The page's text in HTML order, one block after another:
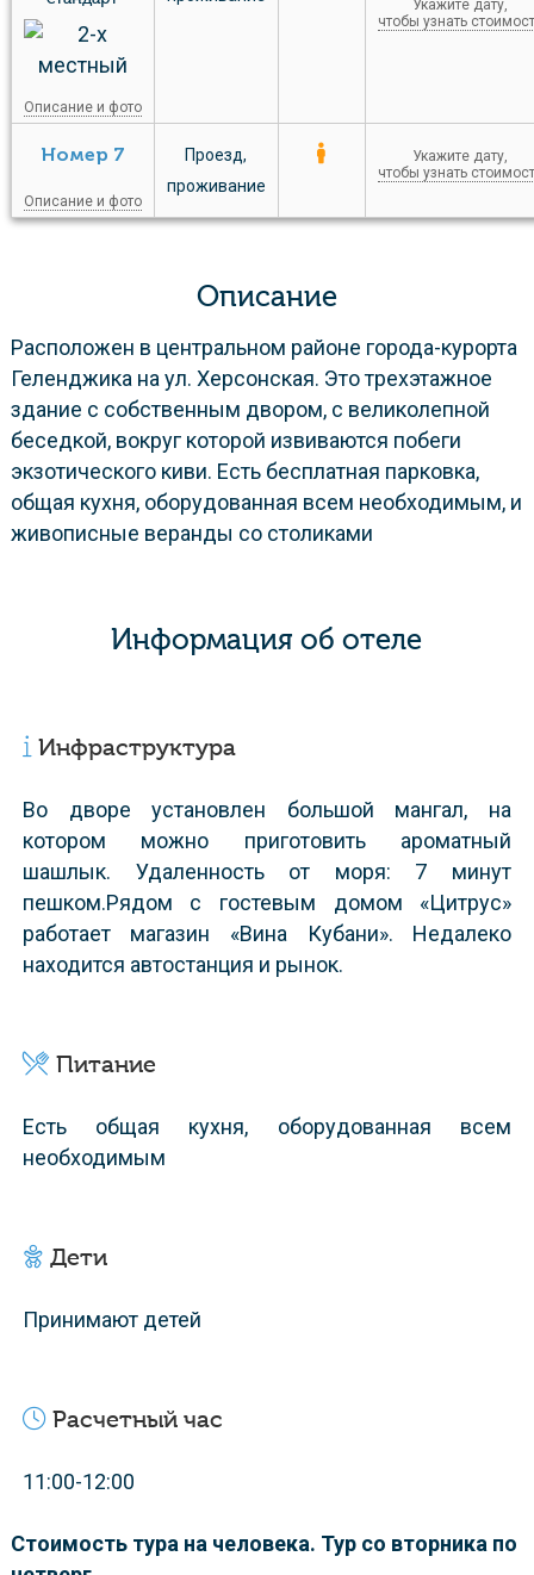
Описание и фото
Укажите дату,
чтобы узнать
Номер 7
Описание и фото
Проезд,
проживание
Укажите дату,
чтобы узнать
Описание
Расположен в центральном районе города-курорта
Геленджика на ул. Херсонская. Это трехэтажное
здание с собственным двором, с великолепной
беседкой, вокруг которой извиваются побеги
экзотического киви. Есть бесплатная парковка,
общая кухня, оборудованная всем необходимым, и
живописные веранды со столиками
Информация об отеле
Инфраструктура
Во дворе установлен большой мангал, на
котором можно приготовить ароматный
шашлык. Удаленность от моря: 7 минут
пешком.Рядом с гостевым домом «Цитрус»
работает магазин «Вина Кубани». Недалеко
находится автостанция и рынок.
Питание
Есть общая кухня, оборудованная всем
необходимым
Дети
Принимают детей
Расчетный час
11:00-12:00
Стоимость тура на человека. Тур со вторника по